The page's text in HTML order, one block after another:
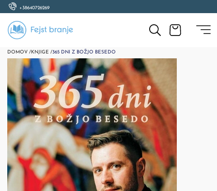
+38640726269
DOMOV /KNJIGE /365 DNI Z BOŽJO BESEDO